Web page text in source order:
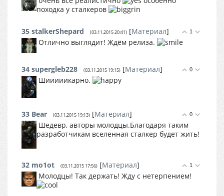
походка у сталкеров
1
35 stalkerShepard (03.11.2015 20:41) [Материал]
Отлично выглядит! Ждём релиза.
0
34 supergleb228 (03.11.2015 19:15) [Материал]
Шииииикарно.
0
33 Bear (03.11.2015 19:13) [Материал]
Шедевр, авторы молодцы.Благодаря таким
разработчикам вселенная сталкер будет жить!
1
32 mo1ot (03.11.2015 17:56) [Материал]
Молодцы! Так держать! Жду с нетерпением!